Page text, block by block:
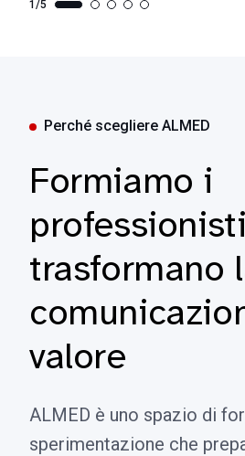
1/5
Perché scegliere ALMED
Formiamo i
trasformano
valore
ALMED è uno spazio di
sperimentazione che